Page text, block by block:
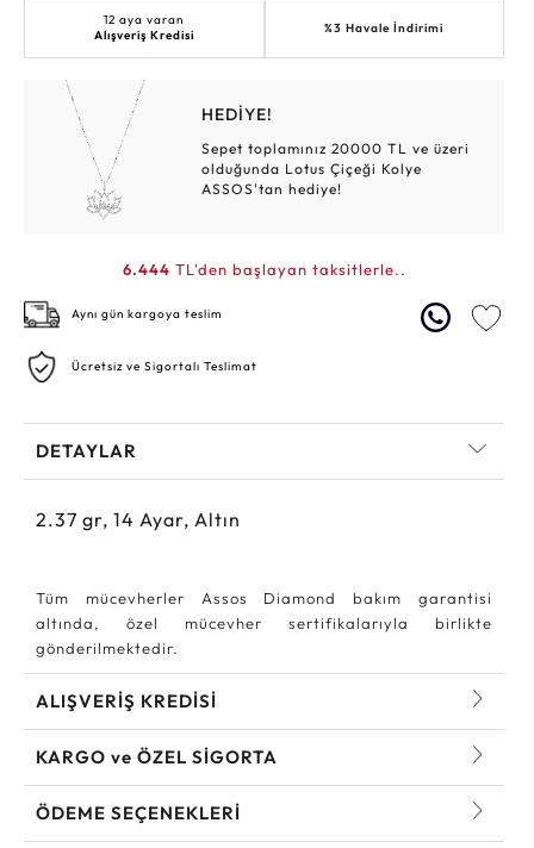
12 aya varan
Alışveriş Kredisi
%3 Havale İndirimi
HEDİYE!
Sepet toplamınız 20000 TL ve üzeri
olduğunda Lotus Çiçeği Kolye
ASSOS'tan hediye!
6.444 TL'den başlayan taksitlerle..
Aynı gün kargoya teslim
Ücretsiz ve Sigortalı Teslimat
DETAYLAR
2.37 gr, 14 Ayar, Altın
Tüm mücevherler Assos Diamond bakım garantisi
altında, özel mücevher sertifikalarıyla birlikte
gönderilmektedir.
ALIŞVERİŞ KREDİSİ
KARGO ve ÖZEL SİGORTA
ÖDEME SEÇENEKLERİ